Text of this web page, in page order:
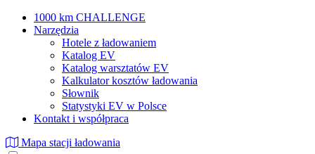
1000 km CHALLENGE
Narzędzia
Hotele z ładowaniem
Katalog EV
Katalog warsztatów EV
Kalkulator kosztów ładowania
Słownik
Statystyki EV w Polsce
Kontakt i współpraca
Mapa stacji ładowania